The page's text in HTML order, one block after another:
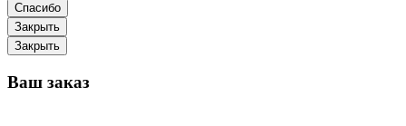
Спасибо
Закрыть
Закрыть
Ваш заказ